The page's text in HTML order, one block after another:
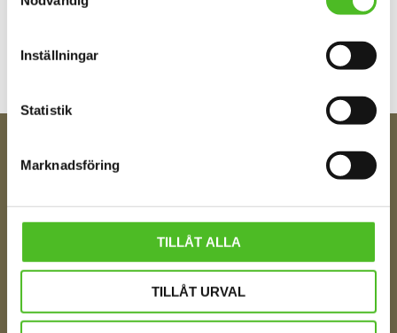
Inställningar
Statistik
Marknadsföring
TILLÅT ALLA
TILLÅT URVAL
FÅ TIPS OM NYHETER!
Ditt Namn